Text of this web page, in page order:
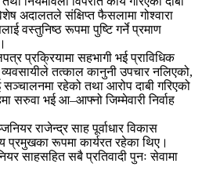
अदालतले संक्षिप्त फैसलामा गोश्वारा
वस्तुनिष्ठ रूपमा पुष्टि गर्ने प्रमाण
प्रक्रियामा सहभागी भई प्राविधिक
व्यवसायीले तत्काल कानुनी उपचार नलिएको,
सञ्चालनमा रहेको तथा आरोप दाबी गरिएको
सरुवा भई आ–आफ्नो जिम्मेवारी निर्वाह
राजेन्द्र साह पूर्वाधार विकास
प्रमुखका रूपमा कार्यरत रहेका थिए।
साहसहित सबै प्रतिवादी पुनः सेवामा